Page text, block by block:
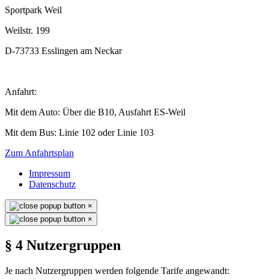
Sportpark Weil
Weilstr. 199
D-73733 Esslingen am Neckar
Anfahrt:
Mit dem Auto: Über die B10, Ausfahrt ES-Weil
Mit dem Bus: Linie 102 oder Linie 103
Zum Anfahrtsplan
Impressum
Datenschutz
×
×
§ 4 Nutzergruppen
Je nach Nutzergruppen werden folgende Tarife angewandt: